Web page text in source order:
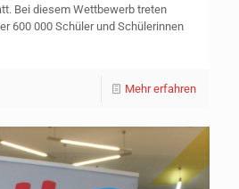
Bei diesem Wettbewerb treten
600 000 Schüler und Schülerinnen
Mehr erfahren